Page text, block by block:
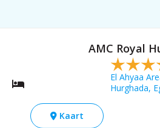
AMC Royal
El Ahyaa
Hurghada,
Kaart